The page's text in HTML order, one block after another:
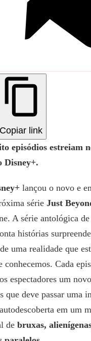
Copiar link
episódios estreiam
Disney+.
lançou o novo e
série Just
A série antológica
histórias
uma realidade que
conhecemos. Cada
espectadores um
que deve passar uma
em um
de bruxas,